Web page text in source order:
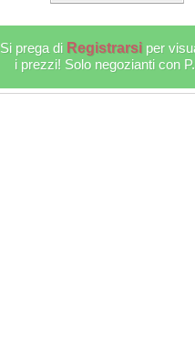
Si prega di Registrarsi per
i prezzi! Solo negozianti con